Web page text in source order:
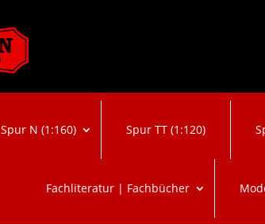
Spur N (1:160) Spur TT (1:120)
Fachliteratur | Fachbücher